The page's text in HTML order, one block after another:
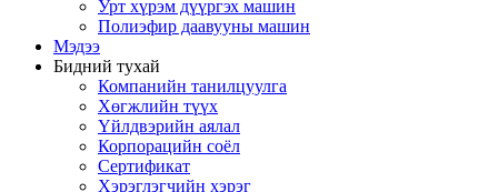
Урт хүрэм дүүргэх машин
Полиэфир даавууны машин
Мэдээ
Бидний тухай
Компанийн танилцуулга
Хөгжлийн түүх
Үйлдвэрийн аялал
Корпорацийн соёл
Сертификат
Хэрэглэгчийн хэрэг